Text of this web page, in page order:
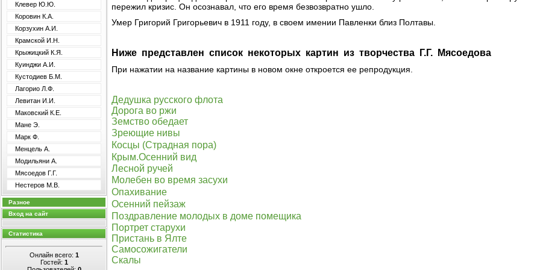
Клевер Ю.Ю.
Коровин К.А.
Корзухин А.И.
Крамской И.Н.
Крыжицкий К.Я.
Куинджи А.И.
Кустодиев Б.М.
Лагорио Л.Ф.
Левитан И.И.
Маковский К.Е.
Мане Э.
Марк Ф.
Менцель А.
Модильяни А.
Мясоедов Г.Г.
Нестеров М.В.
Разное
Вход на сайт
Статистика
Онлайн всего: 1
Гостей: 1
пережил кризис. Он осознавал, что его время безвозвратно ушло.
Умер Григорий Григорьевич в 1911 году, в своем имении Павленки близ Полтавы.
Ниже представлен список некоторых картин из творчества Г.Г. Мясоедова
При нажатии на название картины в новом окне откроется ее репродукция.
Дедушка русского флота
Дорога во ржи
Земство обедает
Зреющие нивы
Косцы (Страдная пора)
Крым.Осенний вид
Лесной ручей
Молебен во время засухи
Опахивание
Осенний пейзаж
Поздравление молодых в доме помещика
Портрет старухи
Пристань в Ялте
Самосожигатели
Скалы